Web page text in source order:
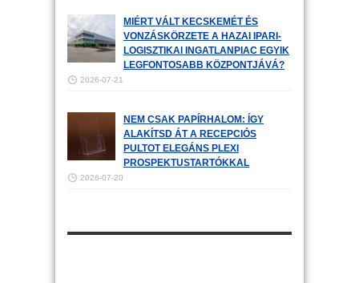
MIÉRT VÁLT KECSKEMÉT ÉS
VONZÁSKÖRZETE A HAZAI IPARI-
LOGISZTIKAI INGATLANPIAC EGYIK
LEGFONTOSABB KÖZPONTJÁVÁ?
2026-07-21
NEM CSAK PAPÍRHALOM: ÍGY
ALAKÍTSD ÁT A RECEPCIÓS
PULTOT ELEGÁNS PLEXI
PROSPEKTUSTARTÓKKAL
2026-07-20